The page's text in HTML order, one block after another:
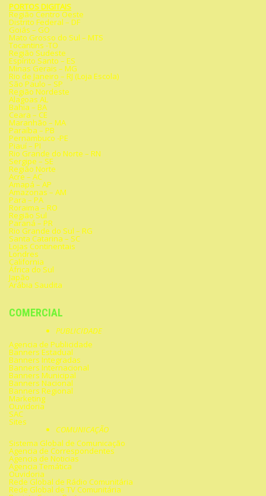
PORTOS DIGITAIS
Região Centro Oeste
Distrito Federal – DF
Goiás – GO
Mato Grosso do Sul – MTS
Tocantins -TO
Região Sudeste
Espírito Santo – ES
Minas Gerais – MG
Rio de Janeiro – RJ (Loja Escola)
São Paulo – SP
Região Nordeste
Alagoas AL
Bahia – BA
Ceara – CE
Maranhão – MA
Paraíba – PB
Pernambuco -PE
Piauí – PI
Rio Grande do Norte – RN
Sergipe – SE
Região Norte
Acre – AC
Amapá – AP
Amazonas – AM
Para – PA
Roraima – RO
Região Sul
Paraná – PR
Rio Grande do Sul – RG
Santa Catarina – SC
Lojas Continentais
Londres
California
África do Sul
Japão
Arábia Saudita
COMERCIAL
PUBLICIDADE
Agencia de Publicidade
Banners Estadual
Banners Integradas
Banners Internacional
Banners Municipal
Banners Nacional
Banners Regional
Marketing
Ouvidoria
SAC
Sites
COMUNICAÇÃO
Sistema Global de Comunicação
Agencia de Correspondentes
Agencia de Noticias
Agencia Temática
Ouvidoria
Rede Global de Rádio Comunitária
Rede Global de TV Comunitária